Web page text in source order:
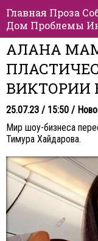
Главная Проза
Дом Проблемы
АЛАНА
ВИКТОРИИ
25.07.23 / 15:50 /
Мир шоу-бизнеса
Тимура Хайдарова.